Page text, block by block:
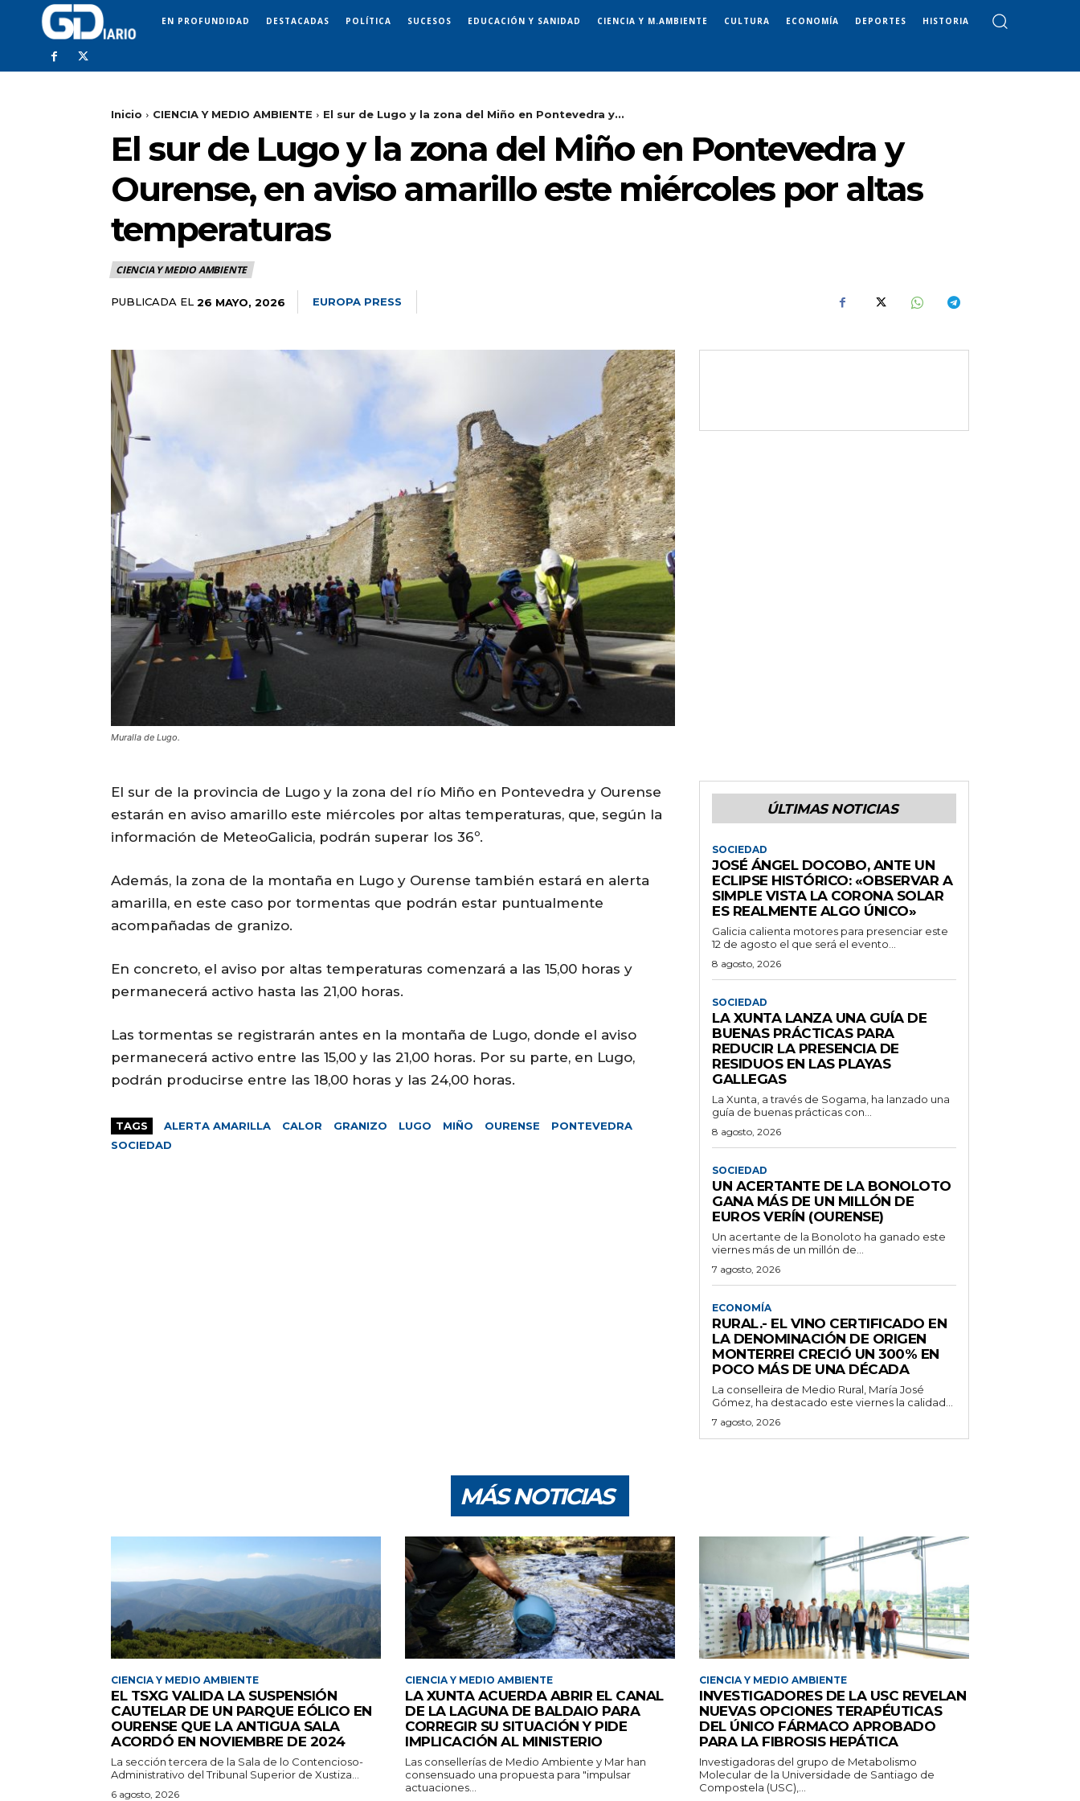
EN PROFUNDIDAD DESTACADAS POLÍTICA SUCESOS EDUCACIÓN Y SANIDAD CIENCIA Y M.AMBIENTE CULTURA ECONOMÍA DEPORTES HISTORIA
Inicio CIENCIA Y MEDIO AMBIENTE El sur de Lugo y la zona del Miño en Pontevedra y...
El sur de Lugo y la zona del Miño en Pontevedra y
Ourense, en aviso amarillo este miércoles por altas
temperaturas
CIENCIA Y MEDIO AMBIENTE
PUBLICADA EL 26 MAYO, 2026 EUROPA PRESS
Muralla de Lugo.
El sur de la provincia de Lugo y la zona del río Miño en Pontevedra y Ourense
estarán en aviso amarillo este miércoles por altas temperaturas, que, según la
información de MeteoGalicia, podrán superar los 36º.
Además, la zona de la montaña en Lugo y Ourense también estará en alerta
amarilla, en este caso por tormentas que podrán estar puntualmente
acompañadas de granizo.
En concreto, el aviso por altas temperaturas comenzará a las 15,00 horas y
permanecerá activo hasta las 21,00 horas.
Las tormentas se registrarán antes en la montaña de Lugo, donde el aviso
permanecerá activo entre las 15,00 y las 21,00 horas. Por su parte, en Lugo,
podrán producirse entre las 18,00 horas y las 24,00 horas.
TAGS ALERTA AMARILLA CALOR GRANIZO LUGO MIÑO OURENSE
PONTEVEDRA
SOCIEDAD
ÚLTIMAS NOTICIAS
SOCIEDAD
JOSÉ ÁNGEL DOCOBO, ANTE UN
ECLIPSE HISTÓRICO: «OBSERVAR A
SIMPLE VISTA LA CORONA SOLAR
ES REALMENTE ALGO ÚNICO»
Galicia calienta motores para presenciar este
12 de agosto el que será el evento...
8 agosto, 2026
SOCIEDAD
LA XUNTA LANZA UNA GUÍA DE
BUENAS PRÁCTICAS PARA
REDUCIR LA PRESENCIA DE
RESIDUOS EN LAS PLAYAS
GALLEGAS
La Xunta, a través de Sogama, ha lanzado una
guía de buenas prácticas con...
8 agosto, 2026
SOCIEDAD
UN ACERTANTE DE LA BONOLOTO
GANA MÁS DE UN MILLÓN DE
EUROS VERÍN (OURENSE)
Un acertante de la Bonoloto ha ganado este
viernes más de un millón de...
7 agosto, 2026
ECONOMÍA
RURAL.- EL VINO CERTIFICADO EN
LA DENOMINACIÓN DE ORIGEN
MONTERREI CRECIÓ UN 300% EN
POCO MÁS DE UNA DÉCADA
La conselleira de Medio Rural, María José
Gómez, ha destacado este viernes la calidad...
7 agosto, 2026
MÁS NOTICIAS
CIENCIA Y MEDIO AMBIENTE
EL TSXG VALIDA LA SUSPENSIÓN
CAUTELAR DE UN PARQUE EÓLICO EN
OURENSE QUE LA ANTIGUA SALA
ACORDÓ EN NOVIEMBRE DE 2024
La sección tercera de la Sala de lo Contencioso-
Administrativo del Tribunal Superior de Xustiza...
6 agosto, 2026
CIENCIA Y MEDIO AMBIENTE
LA XUNTA ACUERDA ABRIR EL CANAL
DE LA LAGUNA DE BALDAIO PARA
CORREGIR SU SITUACIÓN Y PIDE
IMPLICACIÓN AL MINISTERIO
Las consellerías de Medio Ambiente y Mar han
consensuado una propuesta para "impulsar
actuaciones...
CIENCIA Y MEDIO AMBIENTE
INVESTIGADORES DE LA USC REVELAN
NUEVAS OPCIONES TERAPÉUTICAS
DEL ÚNICO FÁRMACO APROBADO
PARA LA FIBROSIS HEPÁTICA
Investigadoras del grupo de Metabolismo
Molecular de la Universidade de Santiago de
Compostela (USC),...